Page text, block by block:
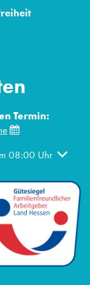
Termin:
08:00 Uhr